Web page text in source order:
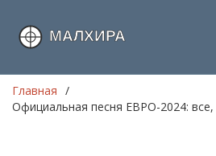
Главная
Официальная песня ЕВРО-2024: